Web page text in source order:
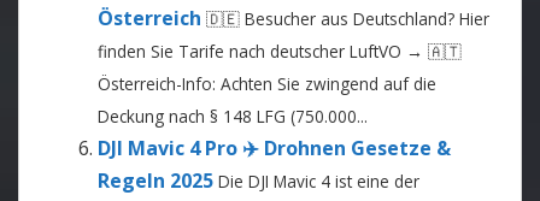
Österreich 🇩🇪 Besucher aus Deutschland? Hier
finden Sie Tarife nach deutscher LuftVO → 🇦🇹
Österreich-Info: Achten Sie zwingend auf die
Deckung nach § 148 LFG (750.000...
DJI Mavic 4 Pro ✈️ Drohnen Gesetze &
Regeln 2025 Die DJI Mavic 4 ist eine der